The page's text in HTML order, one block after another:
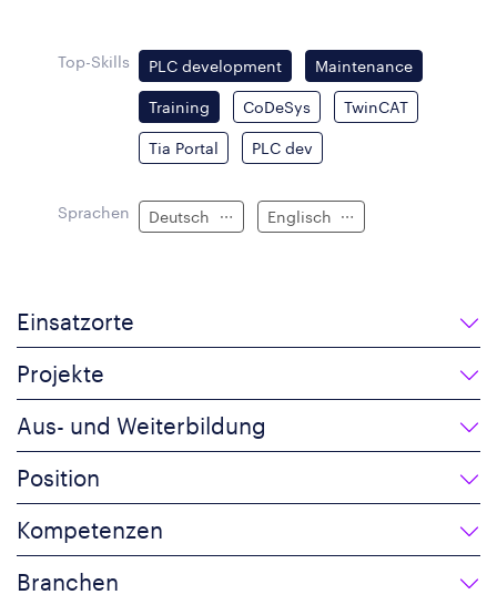
Top-Skills PLC development Maintenance
Training CoDeSys TwinCAT
Tia Portal PLC dev
Sprachen Deutsch Englisch
Einsatzorte
Projekte
Aus- und Weiterbildung
Position
Kompetenzen
Branchen